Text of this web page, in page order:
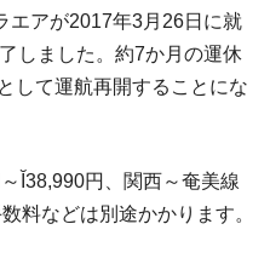
エアが2017年3月26日に就
しました。約7か月の運休
して運航再開することにな
Ĭ38,990円、関西～奄美線
料などは別途かかります。